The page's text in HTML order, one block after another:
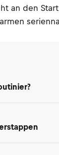
an den